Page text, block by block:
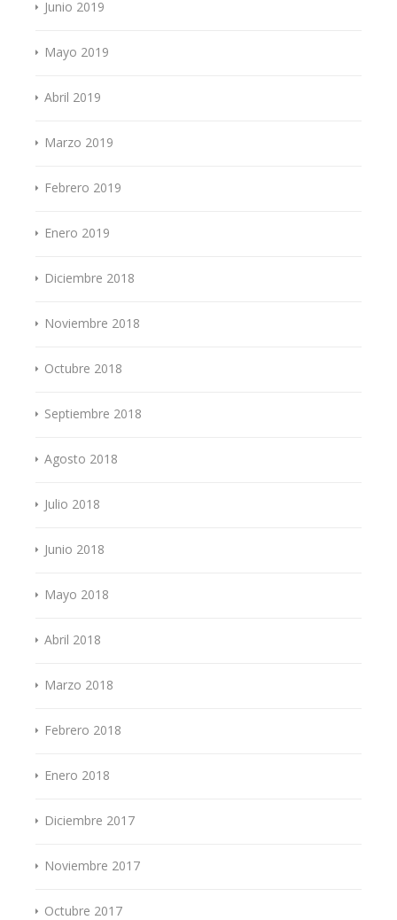
Junio 2019
Mayo 2019
Abril 2019
Marzo 2019
Febrero 2019
Enero 2019
Diciembre 2018
Noviembre 2018
Octubre 2018
Septiembre 2018
Agosto 2018
Julio 2018
Junio 2018
Mayo 2018
Abril 2018
Marzo 2018
Febrero 2018
Enero 2018
Diciembre 2017
Noviembre 2017
Octubre 2017